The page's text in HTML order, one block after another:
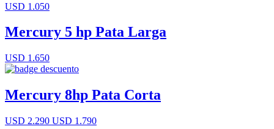
USD 1.050
Mercury 5 hp Pata Larga
USD 1.650
Mercury 8hp Pata Corta
USD 2.290 USD 1.790